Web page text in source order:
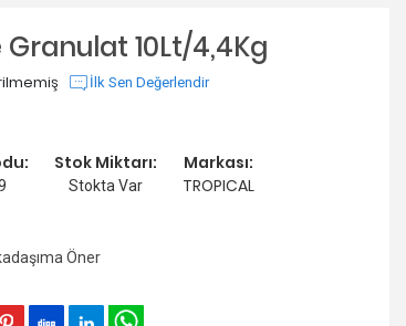
10Lt/4,4Kg
İlk Sen Değerlendir
Stok Miktarı:
Stokta Var
Markası:
TROPICAL
Öner